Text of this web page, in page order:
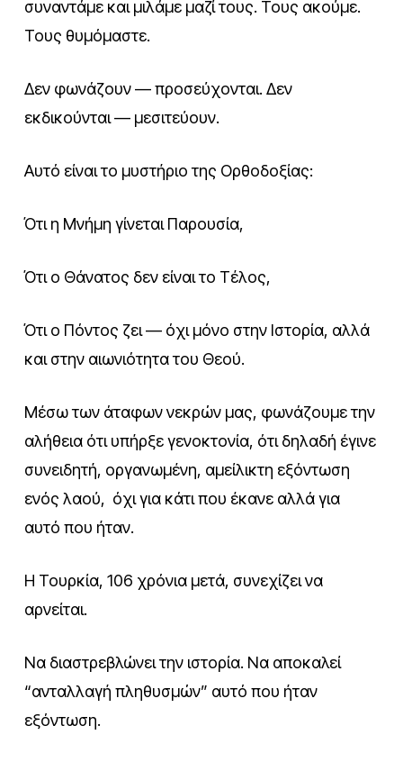
συναντάμε και μιλάμε μαζί τους. Τους ακούμε.
Τους θυμόμαστε.
Δεν φωνάζουν — προσεύχονται. Δεν
εκδικούνται — μεσιτεύουν.
Αυτό είναι το μυστήριο της Ορθοδοξίας:
Ότι η Μνήμη γίνεται Παρουσία,
Ότι ο Θάνατος δεν είναι το Τέλος,
Ότι ο Πόντος ζει — όχι μόνο στην Ιστορία, αλλά
και στην αιωνιότητα του Θεού.
Μέσω των άταφων νεκρών μας, φωνάζουμε την
αλήθεια ότι υπήρξε γενοκτονία, ότι δηλαδή έγινε
συνειδητή, οργανωμένη, αμείλικτη εξόντωση
ενός λαού, όχι για κάτι που έκανε αλλά για
αυτό που ήταν.
Η Τουρκία, 106 χρόνια μετά, συνεχίζει να
αρνείται.
Να διαστρεβλώνει την ιστορία. Να αποκαλεί
“ανταλλαγή πληθυσμών” αυτό που ήταν
εξόντωση.